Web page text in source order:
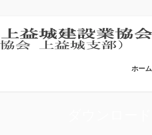
ホーム